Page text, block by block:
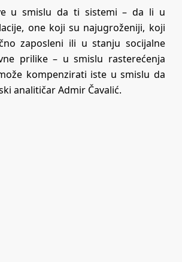
u smislu da ti sistemi – da li u
one koji su najugroženiji, koji
zaposleni ili u stanju socijalne
prilike – u smislu rasterećenja
kompenzirati iste u smislu da
analitičar Admir Čavalić.